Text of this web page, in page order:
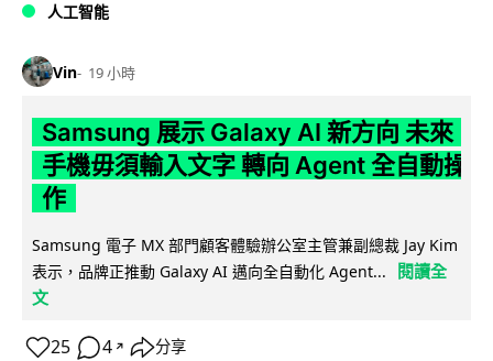
人工智能
Vin 19 小時
Samsung 展示 Galaxy AI 新方向 未來
手機毋須輸入文字 轉向 Agent 全自動操
作
Samsung 電子 MX 部門顧客體驗辦公室主管兼副總裁 Jay Kim
表示，品牌正推動 Galaxy AI 邁向全自動化 Agent...
閱讀全
文
25 4 ↗ 分享